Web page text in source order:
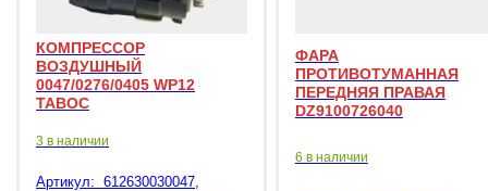
КОМПРЕССОР
ВОЗДУШНЫЙ
0047/0276/0405 WP12
TABOC
3 в наличии
Артикул: 612630030047,
ФАРА
ПРОТИВОТУМАННАЯ
ПЕРЕДНЯЯ ПРАВАЯ
DZ9100726040
6 в наличии